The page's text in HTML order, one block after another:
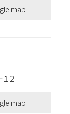
map
１２
map